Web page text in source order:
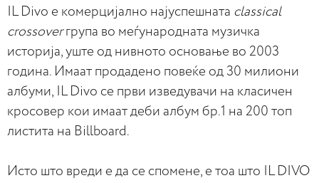
IL Divo е комерцијално најуспешната classical
crossoverгрупа во меѓународната музичка
историја, уште од нивното основање во 2003
година. Имаат продадено повеќе од 30 милиони
албуми, IL Divo се први изведувачи на класичен
кросовер кои имаат деби албум бр.1 на 200 топ
листита на Billboard.
Исто што вреди е да се спомене, е тоа што IL DIVO